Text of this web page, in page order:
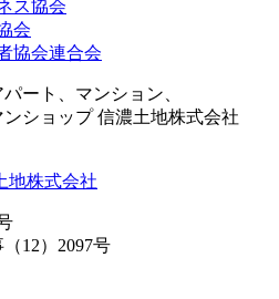
ート、マンション、
ショップ 信濃土地株式会社
12）2097号